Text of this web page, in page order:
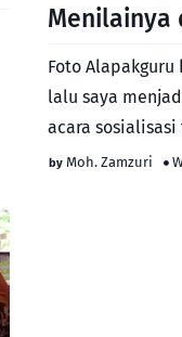
Menilainya
Foto Alapakguru bersama
lalu saya
acara
Nasio…
Moh. Zamzuri